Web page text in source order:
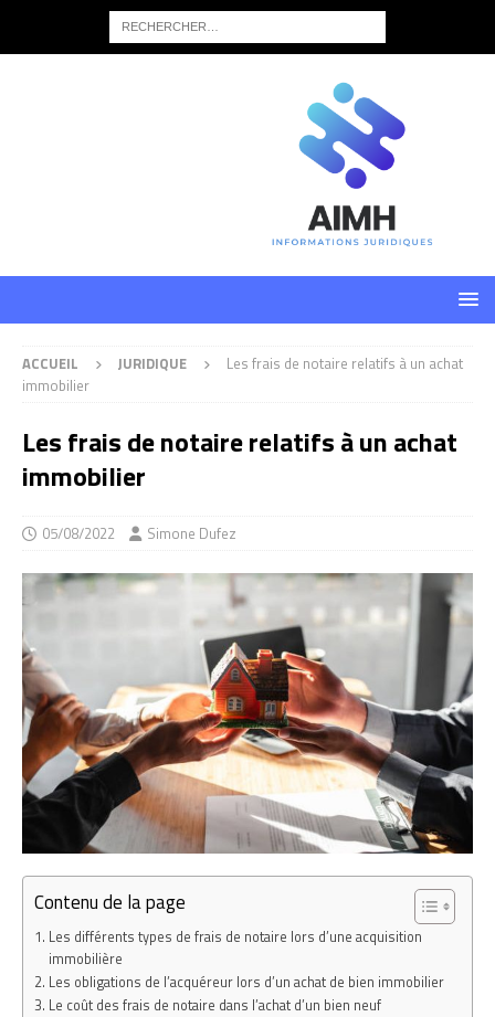
ACCUEIL JURIDIQUE
Les frais de notaire relatifs à un achat
immobilier
Les frais de notaire relatifs à un achat
immobilier
05/08/2022 Simone Dufez
Contenu de la page
Les différents types de frais de notaire lors d’une acquisition
immobilière
Les obligations de l’acquéreur lors d’un achat de bien immobilier
Le coût des frais de notaire dans l’achat d’un bien neuf